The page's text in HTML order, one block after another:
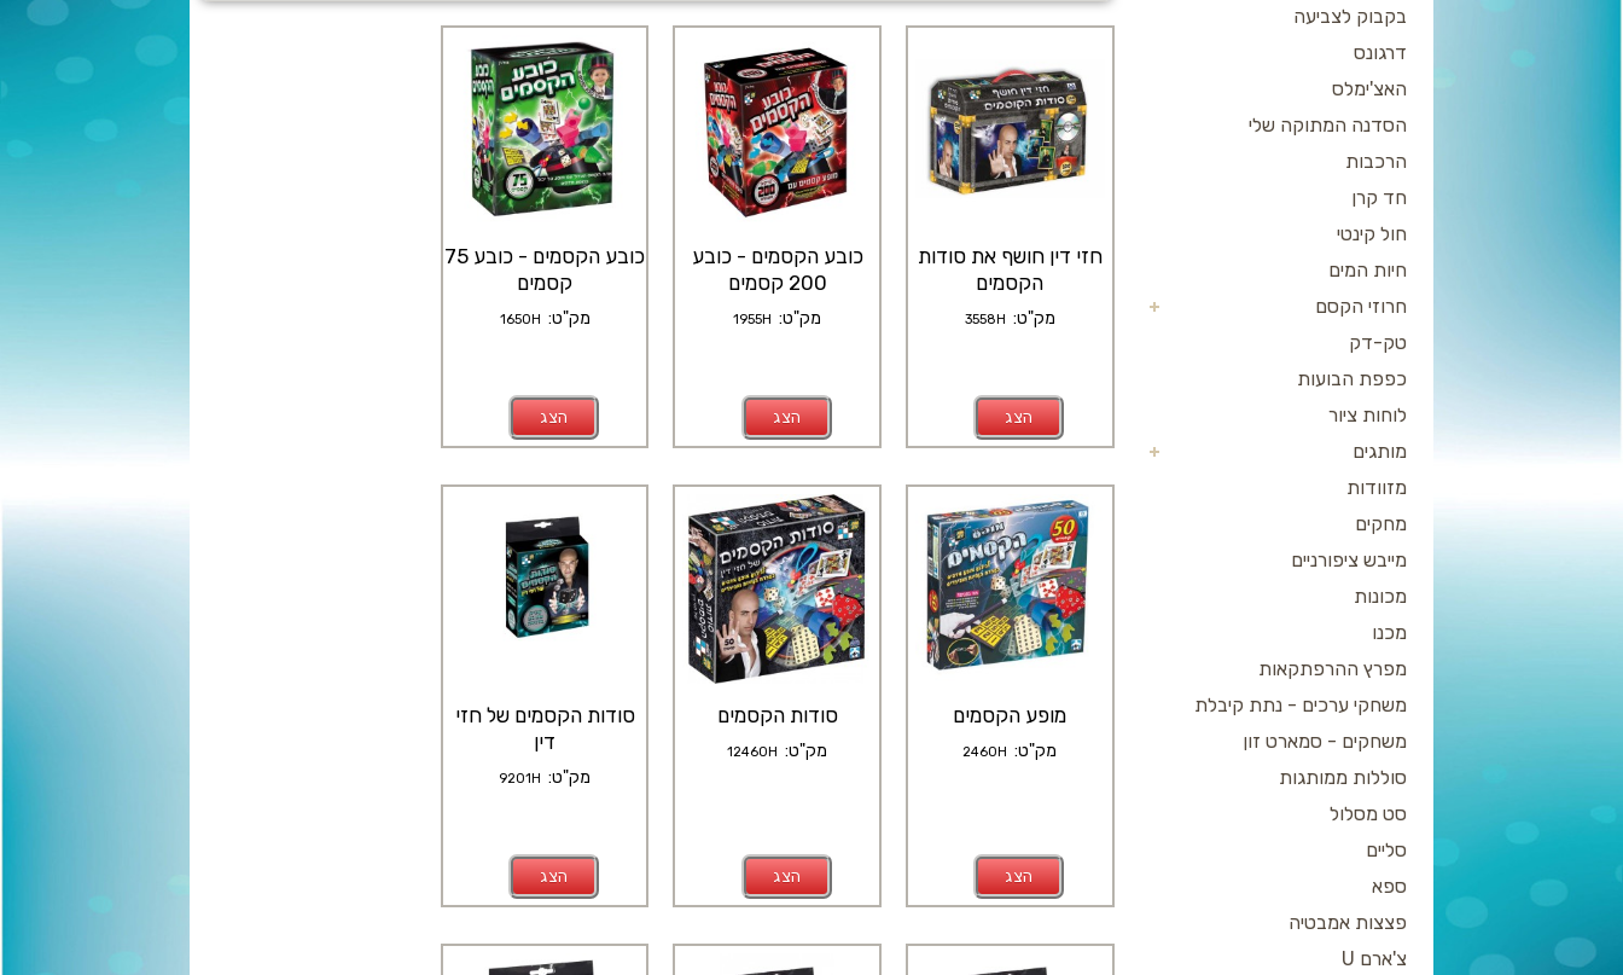
בקבוק לצביעה
דרגונס
האצ'ימלס
הסדנה המתוקה שלי
הרכבות
חד קרן
חול קינטי
חיות המים
חרוזי הקסם
טק-דק
כפפת הבועות
לוחות ציור
מותגים
מזוודות
מחקים
מייבש ציפורניים
מכונות
מכנו
מפרץ ההרפתקאות
משחקי ערכים - נתת קיבלת
משחקים - סמארט זון
סוללות ממותגות
סט מסלול
סליים
ספא
פצצות אמבטיה
צ'ארם U
חזי דין חושף את סודות
הקסמים
מק"ט: 3558H
הצג
כובע הקסמים - כובע
200 קסמים
מק"ט: 1955H
הצג
כובע הקסמים - כובע 75
קסמים
מק"ט: 1650H
הצג
מופע הקסמים
מק"ט: 2460H
הצג
סודות הקסמים
מק"ט: 12460H
הצג
סודות הקסמים של חזי
דין
מק"ט: 9201H
הצג